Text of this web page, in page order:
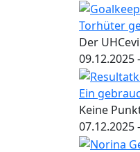
Torhüter
Der
09.12.2025
Ein
Keine
07.12.2025